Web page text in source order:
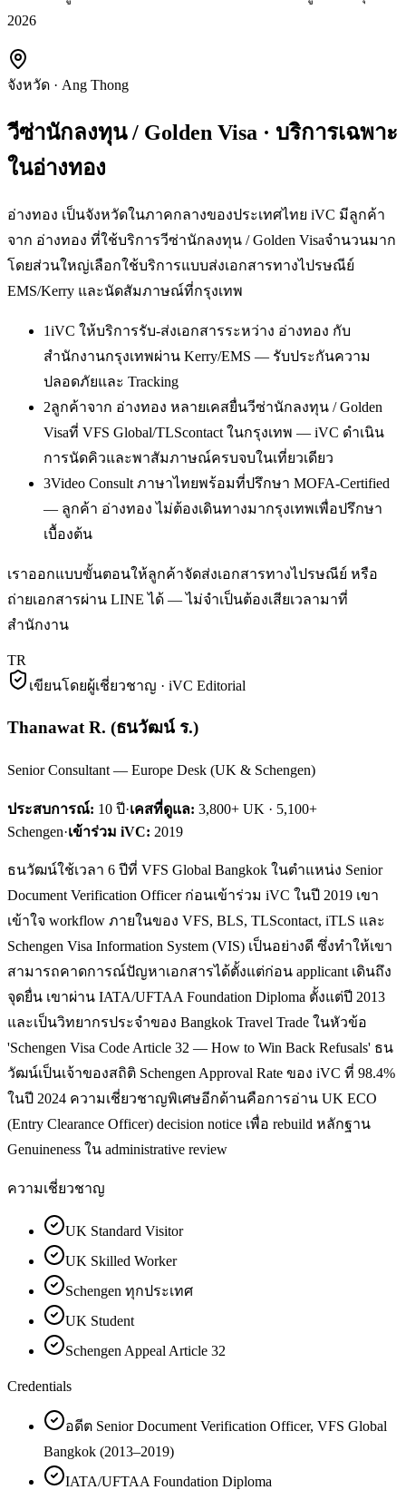
2026
จังหวัด · Ang Thong
วีซ่านักลงทุน / Golden Visa · บริการเฉพาะ
ในอ่างทอง
อ่างทอง เป็นจังหวัดในภาคกลางของประเทศไทย iVC มีลูกค้า
จาก อ่างทอง ที่ใช้บริการวีซ่านักลงทุน / Golden Visaจำนวนมาก
โดยส่วนใหญ่เลือกใช้บริการแบบส่งเอกสารทางไปรษณีย์
EMS/Kerry และนัดสัมภาษณ์ที่กรุงเทพ
1iVC ให้บริการรับ-ส่งเอกสารระหว่าง อ่างทอง กับ
สำนักงานกรุงเทพผ่าน Kerry/EMS — รับประกันความ
ปลอดภัยและ Tracking
2ลูกค้าจาก อ่างทอง หลายเคสยื่นวีซ่านักลงทุน / Golden
Visaที่ VFS Global/TLScontact ในกรุงเทพ — iVC ดำเนิน
การนัดคิวและพาสัมภาษณ์ครบจบในเที่ยวเดียว
3Video Consult ภาษาไทยพร้อมที่ปรึกษา MOFA-Certified
— ลูกค้า อ่างทอง ไม่ต้องเดินทางมากรุงเทพเพื่อปรึกษา
เบื้องต้น
เราออกแบบขั้นตอนให้ลูกค้าจัดส่งเอกสารทางไปรษณีย์ หรือ
ถ่ายเอกสารผ่าน LINE ได้ — ไม่จำเป็นต้องเสียเวลามาที่
สำนักงาน
TR
เขียนโดยผู้เชี่ยวชาญ · iVC Editorial
Thanawat R. (ธนวัฒน์ ร.)
Senior Consultant — Europe Desk (UK & Schengen)
ประสบการณ์: 10 ปี·เคสที่ดูแล: 3,800+ UK · 5,100+
Schengen·เข้าร่วม iVC: 2019
ธนวัฒน์ใช้เวลา 6 ปีที่ VFS Global Bangkok ในตำแหน่ง Senior
Document Verification Officer ก่อนเข้าร่วม iVC ในปี 2019 เขา
เข้าใจ workflow ภายในของ VFS, BLS, TLScontact, iTLS และ
Schengen Visa Information System (VIS) เป็นอย่างดี ซึ่งทำให้เขา
สามารถคาดการณ์ปัญหาเอกสารได้ตั้งแต่ก่อน applicant เดินถึง
จุดยื่น เขาผ่าน IATA/UFTAA Foundation Diploma ตั้งแต่ปี 2013
และเป็นวิทยากรประจำของ Bangkok Travel Trade ในหัวข้อ
'Schengen Visa Code Article 32 — How to Win Back Refusals' ธน
วัฒน์เป็นเจ้าของสถิติ Schengen Approval Rate ของ iVC ที่ 98.4%
ในปี 2024 ความเชี่ยวชาญพิเศษอีกด้านคือการอ่าน UK ECO
(Entry Clearance Officer) decision notice เพื่อ rebuild หลักฐาน
Genuineness ใน administrative review
ความเชี่ยวชาญ
UK Standard Visitor
UK Skilled Worker
Schengen ทุกประเทศ
UK Student
Schengen Appeal Article 32
Credentials
อดีต Senior Document Verification Officer, VFS Global
Bangkok (2013–2019)
IATA/UFTAA Foundation Diploma